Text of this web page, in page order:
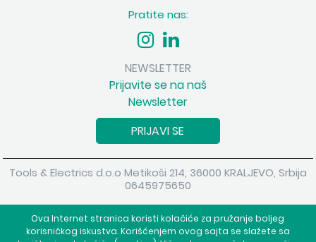
Ova Internet stranica koristi kolačiće za pružanje boljeg
korisničkog iskustva. Korišćenjem ovog sajta se slažete sa
Pratite nas:
NEWSLETTER
Prijavite se na naš
Newsletter
PRIJAVI SE
Tools & Electrics d.o.o Metikoši 214, 36000 KRALJEVO, Srbija
0645975650
Powered byshopen.com